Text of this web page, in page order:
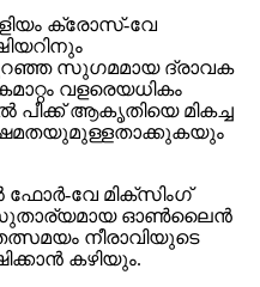
ക്രോസ്-വേ
സുഗമമായ ദ്രാവക
വളരെയധികം
പീക്ക് ആകൃതിയെ മികച്ച
ഫോർ-വേ മിക്സിംഗ്
ഓൺലൈൻ
നീരാവിയുടെ
കഴിയും.